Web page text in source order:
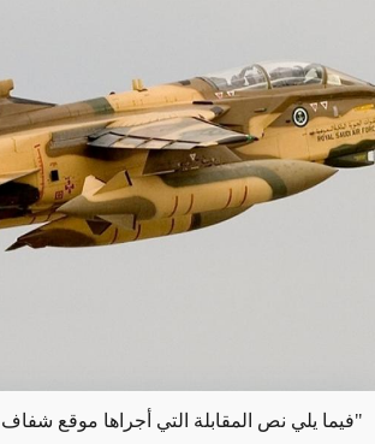
"فيما يلي نص المقابلة التي أجراها موقع